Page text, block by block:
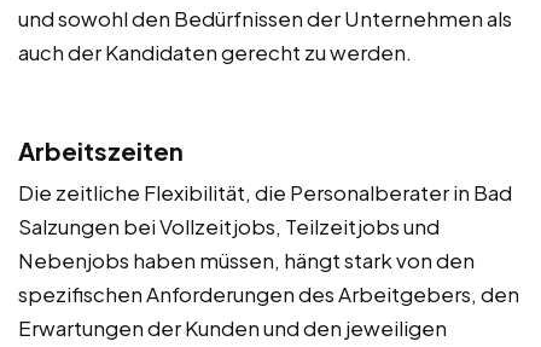
und sowohl den Bedürfnissen der Unternehmen als
auch der Kandidaten gerecht zu werden.
Arbeitszeiten
Die zeitliche Flexibilität, die Personalberater in Bad
Salzungen bei Vollzeitjobs, Teilzeitjobs und
Nebenjobs haben müssen, hängt stark von den
spezifischen Anforderungen des Arbeitgebers, den
Erwartungen der Kunden und den jeweiligen